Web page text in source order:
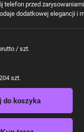
telefon przed
dodatkowej elegancji i
/ szt.
szt.
do koszyka